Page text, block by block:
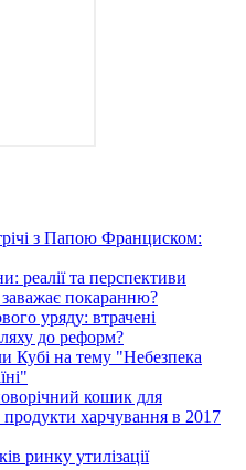
з Папою Франциском:
реалії та перспективи
покаранню?
уряду: втрачені
до реформ?
Кубі на тему "Небезпека
кошик для
продукти харчування в 2017
ринку утилізації